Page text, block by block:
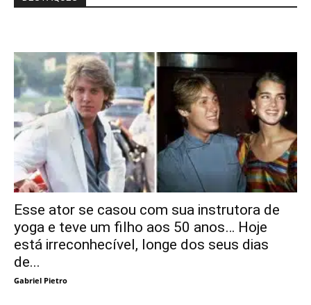
Esse ator se casou com sua instrutora de
yoga e teve um filho aos 50 anos… Hoje
está irreconhecível, longe dos seus dias
de...
Gabriel Pietro